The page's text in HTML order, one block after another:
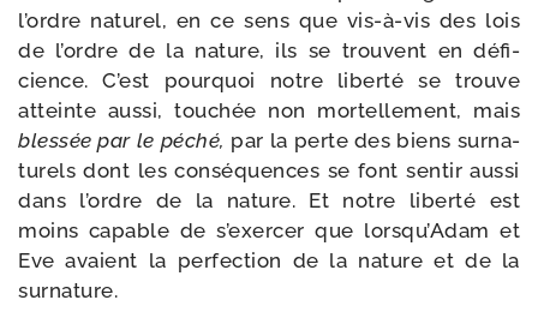
l’ordre natu­rel, en ce sens que vis-​à-​vis des lois
de l’ordre de la nature, ils se trouvent en défi­
cience. C’est pour­quoi notre liber­té se trouve
atteinte aus­si, tou­chée non mor­tel­le­ment, mais
bles­sée par le péché, par la perte des biens sur­na­
tu­rels dont les consé­quences se font sen­tir aus­si
dans l’ordre de la nature. Et notre liber­té est
moins capable de s’exercer que lorsqu’Adam et
Eve avaient la per­fec­tion de la nature et de la
surnature.